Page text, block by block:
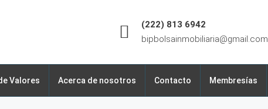
(222) 813 6942
bipbolsainmobiliaria@gmail.com
Valores Acerca de nosotros Contacto Membresías